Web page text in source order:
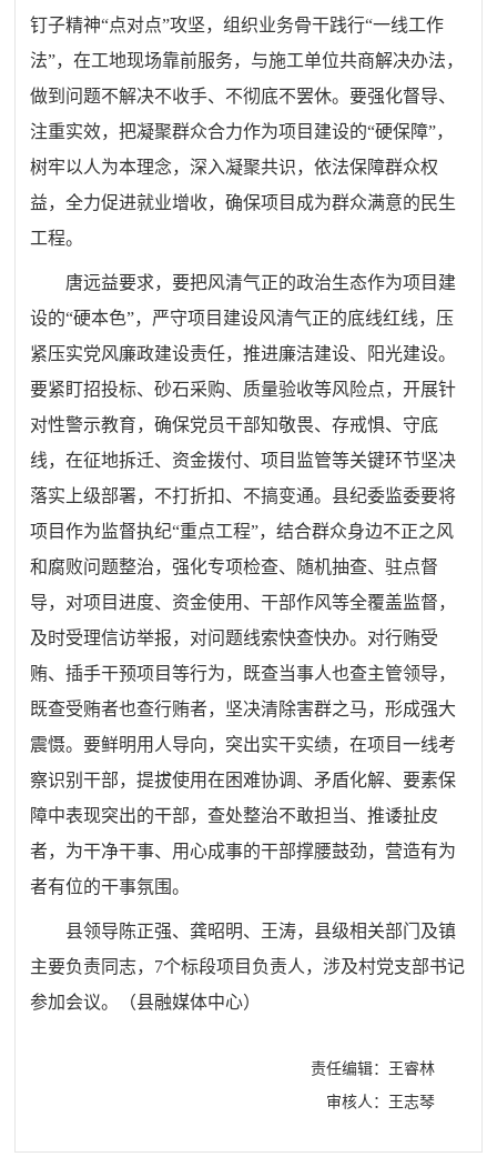
钉子精神“点对点”攻坚，组织业务骨干践行“一线工作
法”，在工地现场靠前服务，与施工单位共商解决办法，
做到问题不解决不收手、不彻底不罢休。要强化督导、
注重实效，把凝聚群众合力作为项目建设的“硬保障”，
树牢以人为本理念，深入凝聚共识，依法保障群众权
益，全力促进就业增收，确保项目成为群众满意的民生
工程。
唐远益要求，要把风清气正的政治生态作为项目建
设的“硬本色”，严守项目建设风清气正的底线红线，压
紧压实党风廉政建设责任，推进廉洁建设、阳光建设。
要紧盯招投标、砂石采购、质量验收等风险点，开展针
对性警示教育，确保党员干部知敬畏、存戒惧、守底
线，在征地拆迁、资金拨付、项目监管等关键环节坚决
落实上级部署，不打折扣、不搞变通。县纪委监委要将
项目作为监督执纪“重点工程”，结合群众身边不正之风
和腐败问题整治，强化专项检查、随机抽查、驻点督
导，对项目进度、资金使用、干部作风等全覆盖监督，
及时受理信访举报，对问题线索快查快办。对行贿受
贿、插手干预项目等行为，既查当事人也查主管领导，
既查受贿者也查行贿者，坚决清除害群之马，形成强大
震慑。要鲜明用人导向，突出实干实绩，在项目一线考
察识别干部，提拔使用在困难协调、矛盾化解、要素保
障中表现突出的干部，查处整治不敢担当、推诿扯皮
者，为干净干事、用心成事的干部撑腰鼓劲，营造有为
者有位的干事氛围。
县领导陈正强、龚昭明、王涛，县级相关部门及镇
主要负责同志， 7个标段项目负责人，涉及村党支部书记
参加会议。（县融媒体中心）
责任编辑：王睿林
审核人：王志琴